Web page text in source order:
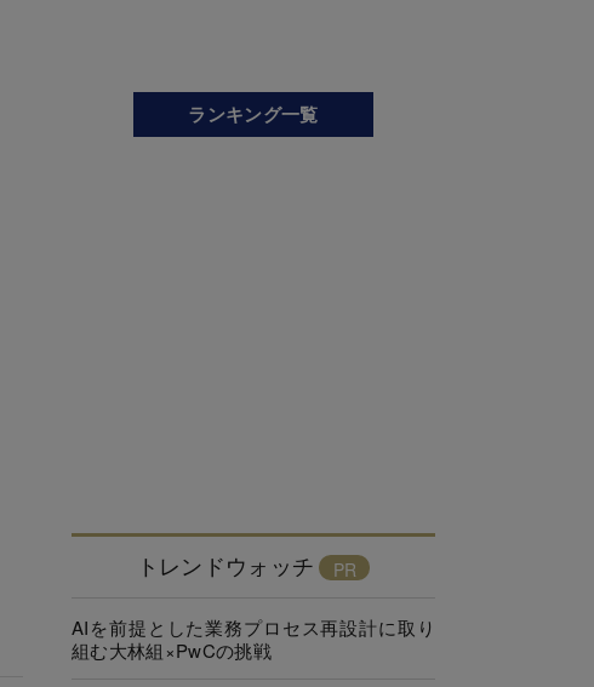
ランキング一覧
トレンドウォッチ
AIを前提とした業務プロセス再設計に取り
組む大林組×PwCの挑戦